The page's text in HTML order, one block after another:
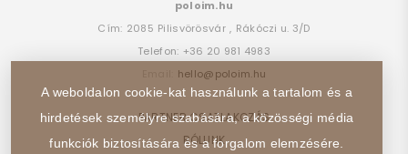
poloim.hu
Cím: 2085 Pilisvörösvár , Rákóczi u. 3/D
Telefon: +36 20 981 4983
hello@poloim.hu
PARTNER CSATLAKOZÁS
RÓLUNK
A weboldalon cookie-kat használunk a tartalom és a
hirdetések személyre szabására, a közösségi média
funkciók biztosítására és a forgalom elemzésére.